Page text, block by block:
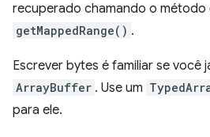
recuperado chamando o método
getMappedRange() .
Escrever bytes é familiar se você
ArrayBuffer . Use um
para ele.